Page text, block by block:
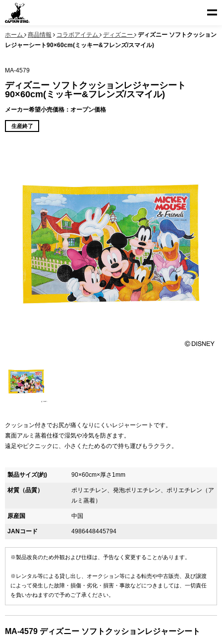
ホーム 商品情報 コラボアイテム ディズニー
ディズニー ソフトクッション
レジャーシート90×60cm(ミッキー&フレンズ/スマイル)
MA-4579
ディズニー ソフトクッションレジャーシート
90×60cm(ミッキー&フレンズ/スマイル)
メーカー希望小売価格：オープン価格
生産終了
クッション付きでお尻が痛くなりにくいレジャーシートです。
裏面アルミ蒸着仕様で湿気や冷気を防ぎます。
遠足やピクニックに、小さくたためるので持ち運びもラクラク。
製品サイズ(約) 90×60cm×厚さ1mm
材質（品質）
ポリエチレン、発泡ポリエチレン、ポリエチレン（ア
ルミ蒸着）
原産国 中国
JANコード 4986448445794
※製品改良のため外観および仕様は、予告なく変更することがあります。
※レンタル等による貸し出し、オークション等による転売や中古販売、及び譲渡
によって発生した故障・損傷・劣化・損害・事故などにつきましては、一切責任
を負いかねますので予めご了承ください。
MA-4579 ディズニー ソフトクッションレジャーシート